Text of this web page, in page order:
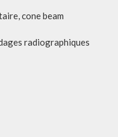
cone beam
radiographiques